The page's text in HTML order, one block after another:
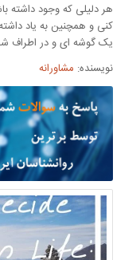
هر دلیلی که وجود داشته
کنی و همچنین به یاد
یک گوشه ای و در اطراف
نویسنده: مشاورانه